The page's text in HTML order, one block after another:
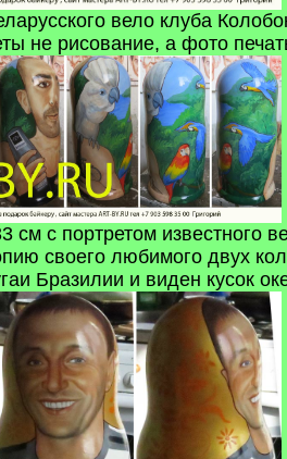
вело клуба
не рисование, а фото
с портретом известного
своего любимого двух
Бразилии и виден кусок